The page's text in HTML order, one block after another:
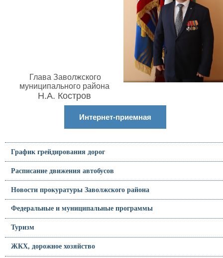
Глава Заволжского
муниципального района
Н.А. Костров
Интернет-приемная
График грейдирования дорог
Расписание движения автобусов
Новости прокуратуры Заволжского района
Федеральные и муниципальные программы
Туризм
ЖКХ, дорожное хозяйство